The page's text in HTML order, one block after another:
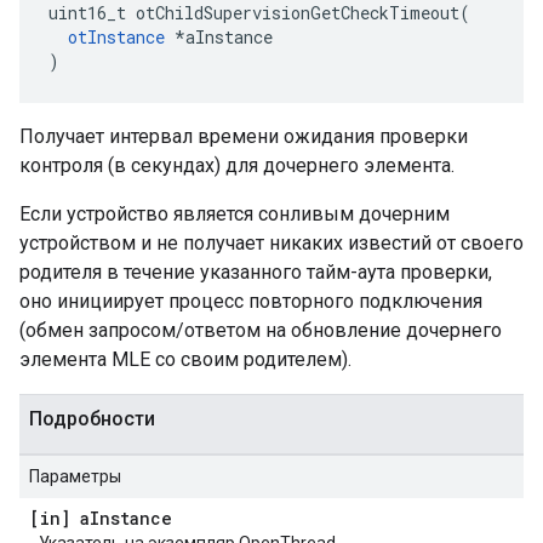
uint16_t otChildSupervisionGetCheckTimeout(
otInstance *aInstance
)
Получает интервал времени ожидания проверки
контроля (в секундах) для дочернего элемента.
Если устройство является сонливым дочерним
устройством и не получает никаких известий от своего
родителя в течение указанного тайм-аута проверки,
оно инициирует процесс повторного подключения
(обмен запросом/ответом на обновление дочернего
элемента MLE со своим родителем).
Подробности
Параметры
[in] aInstance